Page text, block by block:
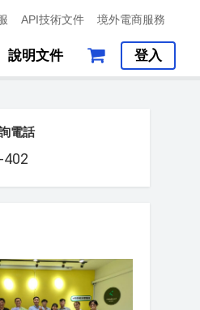
API技術文件 境外電商服務
說明文件 登入
電話
402